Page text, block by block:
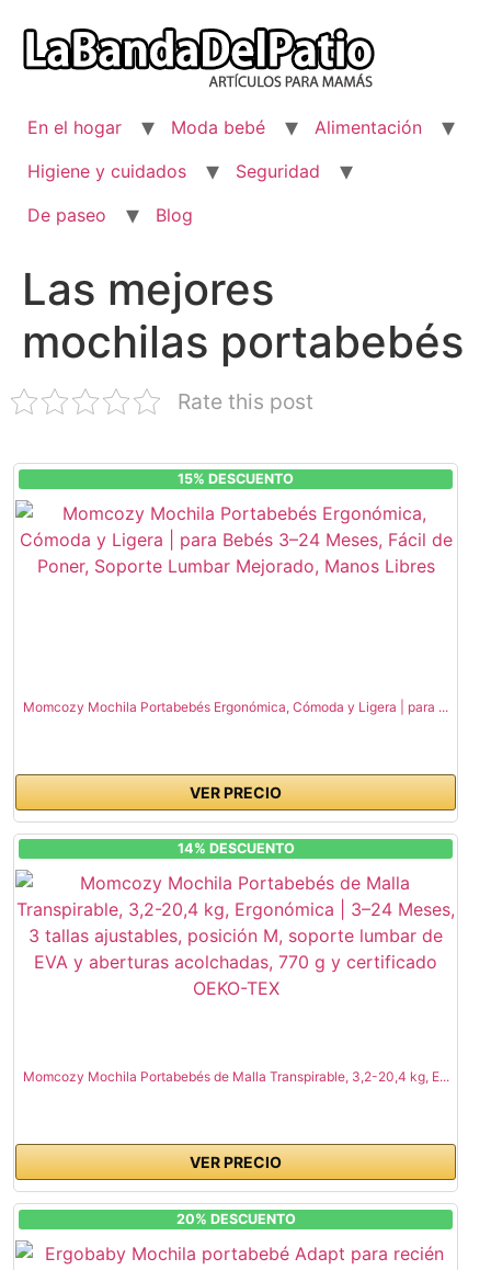
contenido
En el hogar Moda bebé
Alimentación
Higiene y cuidados
Seguridad
De paseo
Blog
Las mejores
mochilas portabebés
Rate this post
15% DESCUENTO
Momcozy Mochila Portabebés Ergonómica, Cómoda y Ligera | para ...
VER PRECIO
14% DESCUENTO
Momcozy Mochila Portabebés de Malla Transpirable, 3,2-20,4 kg, E...
VER PRECIO
20% DESCUENTO